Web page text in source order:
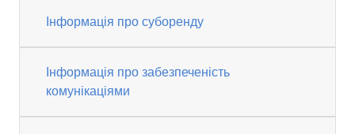
Інформація про суборенду
Інформація про забезпеченість
комунікаціями